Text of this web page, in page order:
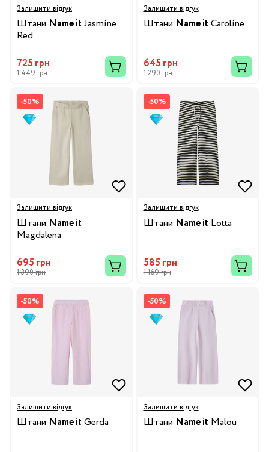
Залишити відгук
Штани Name it Jasmine
Red
725 грн
1 449 грн
Залишити відгук
Штани Name it Caroline
645 грн
1 290 грн
-50%
Залишити відгук
Штани Name it
Magdalena
695 грн
1 390 грн
-50%
Залишити відгук
Штани Name it Lotta
585 грн
1 169 грн
-50%
Залишити відгук
Штани Name it Gerda
-50%
Залишити відгук
Штани Name it Malou